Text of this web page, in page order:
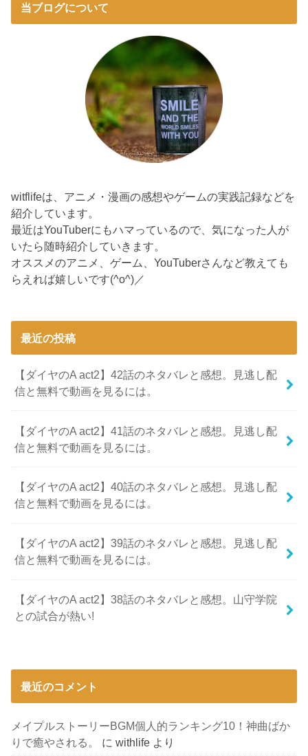
当ブログについて
witflifeは、アニメ・漫画の感想やゲームの実践記録などを
紹介しています。
最近はYouTuberにもハマっているので、気になった人が
いたら随時紹介していきます。
オススメのアニメ、ゲーム、YouTuberさんなど教えても
らえれば嬉しいです(^o^)／
最近の投稿
【ダイヤのA act2】42話のネタバレと感想。見逃し配
信と無料で動画を見るには。
【ダイヤのA act2】41話のネタバレと感想。見逃し配
信と無料で動画を見るには。
【ダイヤのA act2】40話のネタバレと感想。見逃し配
信と無料で動画を見るには。
【ダイヤのA act2】39話のネタバレと感想。見逃し配
信と無料で動画を見るには。
【ダイヤのA act2】38話のネタバレと感想。山守学院
との試合が熱い!
最近のコメント
メイプルストーリーBGM個人的ランキング10！神曲ばか
りで癒やされる。
にwithlife より